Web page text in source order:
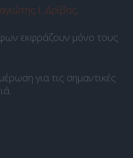
Ι. Δρίβας.
εκφράζουν μόνο τους
για τις σημαντικές